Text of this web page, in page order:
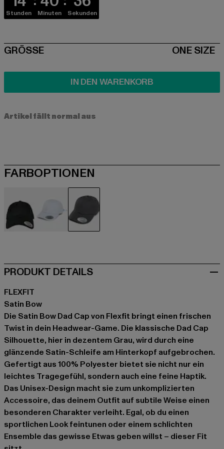
Stunden Minuten Sekunden
SIZE
GRÖSSE ONE SIZE
IN DEN WARENKORB
Artikel fällt normal aus
FARBOPTIONEN
PRODUKT DETAILS
FLEXFIT
Satin Bow
Die Satin Bow Dad Cap von Flexfit bringt einen frischen
Twist in dein Headwear-Game. Die klassische Dad Cap
Silhouette, hier in dezentem Grau, wird durch eine
glänzende Satin-Schleife am Hinterkopf aufgebrochen.
Gefertigt aus 100% Polyester bietet sie nicht nur ein
leichtes Tragegefühl, sondern auch eine feine Haptik.
Das Unisex-Design macht sie zum unkomplizierten
Accessoire, das deinem Outfit auf subtile Weise einen
besonderen Charakter verleiht. Egal, ob du einen
sportlichen Look feintunen oder einem schlichten
Ensemble das gewisse Etwas geben willst – dieser Fit